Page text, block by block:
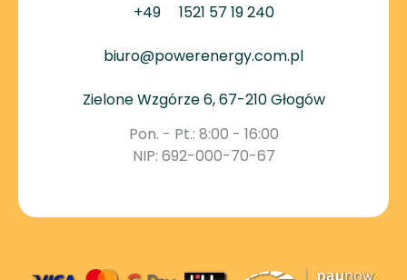
+49 1521 57 19 240
biuro@powerenergy.com.pl
Zielone Wzgórze 6, 67-210 Głogów
Pon. - Pt.: 8:00 - 16:00
NIP: 692-000-70-67